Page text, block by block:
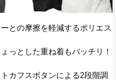
との摩擦を軽減するポリエス
っとした重ね着もバッチリ！
カフスボタンによる2段階調